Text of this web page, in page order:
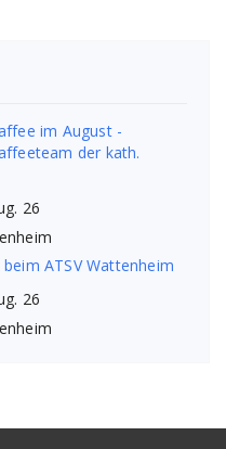
im August -
der kath.
26
ATSV Wattenheim
26